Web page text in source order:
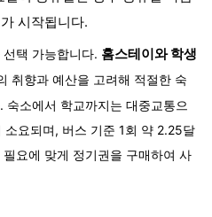
시작됩니다.
택 가능합니다. 홈스테이와 학생
취향과 예산을 고려해 적절한 숙
숙소에서 학교까지는 대중교통으
요되며, 버스 기준 1회 약 2.25달
요에 맞게 정기권을 구매하여 사